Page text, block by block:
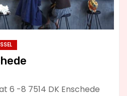
6 -8 7514 DK Enschede